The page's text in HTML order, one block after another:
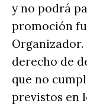
y no podrá
promoción
derecho de
que no
previstos en